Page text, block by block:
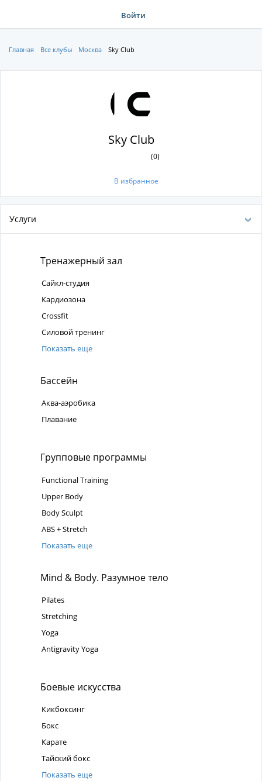
Войти
Главная Все клубы Москва Sky Club
Sky Club
(0)
В избранное
Услуги
Тренажерный зал
Сайкл-студия
Кардиозона
Crossfit
Силовой тренинг
Показать еще
Бассейн
Аква-аэробика
Плавание
Групповые программы
Functional Training
Upper Body
Body Sculpt
ABS + Stretch
Показать еще
Mind & Body. Разумное тело
Pilates
Stretching
Yoga
Antigravity Yoga
Боевые искусства
Кикбоксинг
Бокс
Карате
Тайский бокс
Показать еще